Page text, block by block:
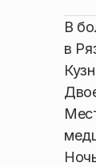
В
в